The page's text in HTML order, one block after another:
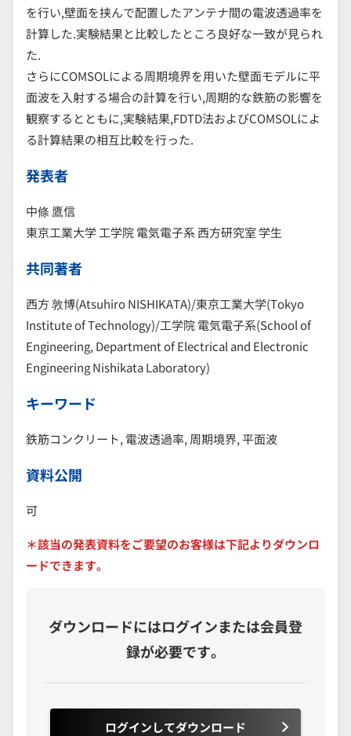
を行い,壁面を挟んで配置したアンテナ間の電波透過率を
計算した.実験結果と比較したところ良好な一致が見られ
た.
さらにCOMSOLによる周期境界を用いた壁面モデルに平
面波を入射する場合の計算を行い,周期的な鉄筋の影響を
観察するとともに,実験結果,FDTD法およびCOMSOLによ
る計算結果の相互比較を行った.
発表者
中條 鷹信
東京工業大学 工学院 電気電子系 西方研究室 学生
共同著者
西方 敦博(Atsuhiro NISHIKATA)/東京工業大学(Tokyo
Institute of Technology)/工学院 電気電子系(School of
Engineering, Department of Electrical and Electronic
Engineering Nishikata Laboratory)
キーワード
鉄筋コンクリート, 電波透過率, 周期境界, 平面波
資料公開
可
＊該当の発表資料をご要望のお客様は下記よりダウンロ
ードできます。
ダウンロードにはログインまたは会員登
録が必要です。
ログインしてダウンロード